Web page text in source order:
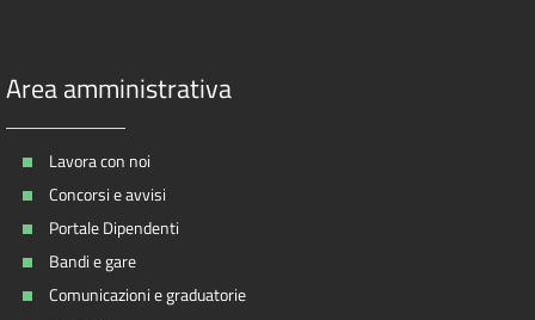
Area amministrativa
Lavora con noi
Concorsi e avvisi
Portale Dipendenti
Bandi e gare
Comunicazioni e graduatorie